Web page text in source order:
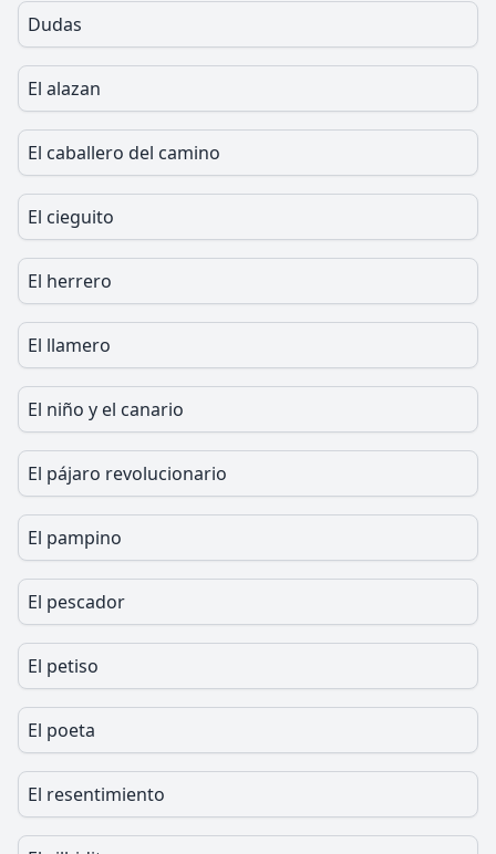
Dudas
El alazan
El caballero del camino
El cieguito
El herrero
El llamero
El niño y el canario
El pájaro revolucionario
El pampino
El pescador
El petiso
El poeta
El resentimiento